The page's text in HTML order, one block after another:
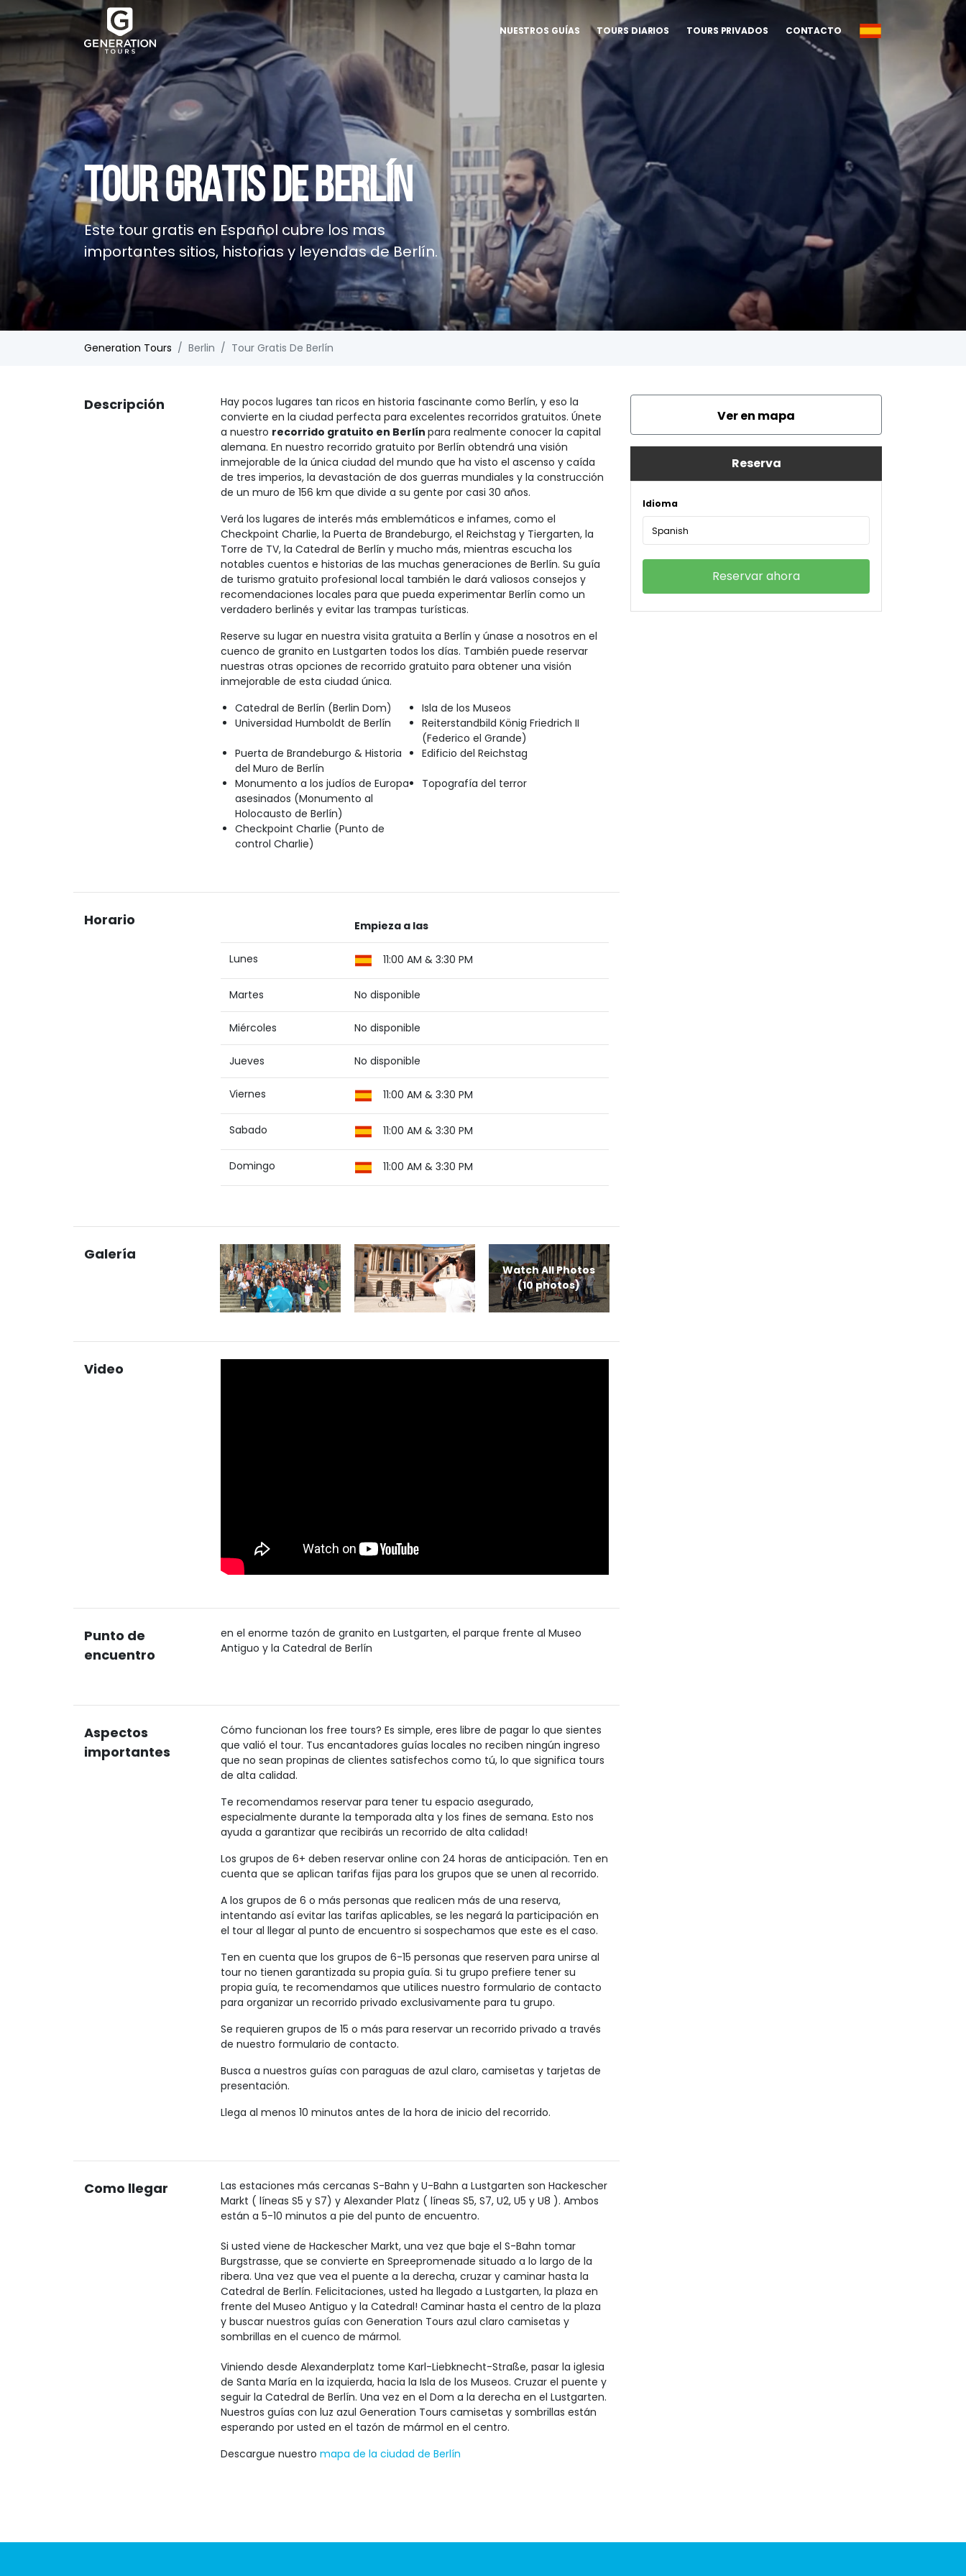
NUESTROS GUÍAS TOURS DIARIOS TOURS PRIVADOS CONTACTO
TOUR GRATIS DE BERLÍN
Este tour gratis en Español cubre los mas
importantes sitios, historias y leyendas de Berlín.
Generation Tours Berlin Tour Gratis De Berlín
Descripción
Hay pocos lugares tan ricos en historia fascinante como Berlín, y eso la
convierte en la ciudad perfecta para excelentes recorridos gratuitos. Únete
a nuestro recorrido gratuito en Berlín para realmente conocer la capital
alemana. En nuestro recorrido gratuito por Berlín obtendrá una visión
inmejorable de la única ciudad del mundo que ha visto el ascenso y caída
de tres imperios, la devastación de dos guerras mundiales y la construcción
de un muro de 156 km que divide a su gente por casi 30 años.
Verá los lugares de interés más emblemáticos e infames, como el
Checkpoint Charlie, la Puerta de Brandeburgo, el Reichstag y Tiergarten, la
Torre de TV, la Catedral de Berlín y mucho más, mientras escucha los
notables cuentos e historias de las muchas generaciones de Berlín. Su guía
de turismo gratuito profesional local también le dará valiosos consejos y
recomendaciones locales para que pueda experimentar Berlín como un
verdadero berlinés y evitar las trampas turísticas.
Reserve su lugar en nuestra visita gratuita a Berlín y únase a nosotros en el
cuenco de granito en Lustgarten todos los días. También puede reservar
nuestras otras opciones de recorrido gratuito para obtener una visión
inmejorable de esta ciudad única.
Catedral de Berlín (Berlin Dom)
Isla de los Museos
Universidad Humboldt de Berlín
Reiterstandbild König Friedrich II
(Federico el Grande)
Puerta de Brandeburgo & Historia
del Muro de Berlín
Edificio del Reichstag
Monumento a los judíos de Europa
asesinados (Monumento al
Holocausto de Berlín)
Topografía del terror
Checkpoint Charlie (Punto de
control Charlie)
Horario Empieza a las
Lunes 11:00 AM & 3:30 PM
Martes No disponible
Miércoles No disponible
Jueves No disponible
Viernes 11:00 AM & 3:30 PM
Sabado 11:00 AM & 3:30 PM
Domingo 11:00 AM & 3:30 PM
Galería
Watch All Photos
(10 photos)
Video
Punto de
encuentro
en el enorme tazón de granito en Lustgarten, el parque frente al Museo
Antiguo y la Catedral de Berlín
Aspectos
importantes
Cómo funcionan los free tours? Es simple, eres libre de pagar lo que sientes
que valió el tour. Tus encantadores guías locales no reciben ningún ingreso
que no sean propinas de clientes satisfechos como tú, lo que significa tours
de alta calidad.
Te recomendamos reservar para tener tu espacio asegurado,
especialmente durante la temporada alta y los fines de semana. Esto nos
ayuda a garantizar que recibirás un recorrido de alta calidad!
Los grupos de 6+ deben reservar online con 24 horas de anticipación. Ten en
cuenta que se aplican tarifas fijas para los grupos que se unen al recorrido.
A los grupos de 6 o más personas que realicen más de una reserva,
intentando así evitar las tarifas aplicables, se les negará la participación en
el tour al llegar al punto de encuentro si sospechamos que este es el caso.
Ten en cuenta que los grupos de 6-15 personas que reserven para unirse al
tour no tienen garantizada su propia guía. Si tu grupo prefiere tener su
propia guía, te recomendamos que utilices nuestro formulario de contacto
para organizar un recorrido privado exclusivamente para tu grupo.
Se requieren grupos de 15 o más para reservar un recorrido privado a través
de nuestro formulario de contacto.
Busca a nuestros guías con paraguas de azul claro, camisetas y tarjetas de
presentación.
Llega al menos 10 minutos antes de la hora de inicio del recorrido.
Como llegar
Las estaciones más cercanas S-Bahn y U-Bahn a Lustgarten son Hackescher
Markt ( líneas S5 y S7) y Alexander Platz ( líneas S5, S7, U2, U5 y U8 ). Ambos
están a 5-10 minutos a pie del punto de encuentro.
Si usted viene de Hackescher Markt, una vez que baje el S-Bahn tomar
Burgstrasse, que se convierte en Spreepromenade situado a lo largo de la
ribera. Una vez que vea el puente a la derecha, cruzar y caminar hasta la
Catedral de Berlín. Felicitaciones, usted ha llegado a Lustgarten, la plaza en
frente del Museo Antiguo y la Catedral! Caminar hasta el centro de la plaza
y buscar nuestros guías con Generation Tours azul claro camisetas y
sombrillas en el cuenco de mármol.
Viniendo desde Alexanderplatz tome Karl-Liebknecht-Straße, pasar la iglesia
de Santa María en la izquierda, hacia la Isla de los Museos. Cruzar el puente y
seguir la Catedral de Berlín. Una vez en el Dom a la derecha en el Lustgarten.
Nuestros guías con luz azul Generation Tours camisetas y sombrillas están
esperando por usted en el tazón de mármol en el centro.
Descargue nuestro mapa de la ciudad de Berlín
Ver en mapa
Reserva
Idioma
Spanish
Reservar ahora